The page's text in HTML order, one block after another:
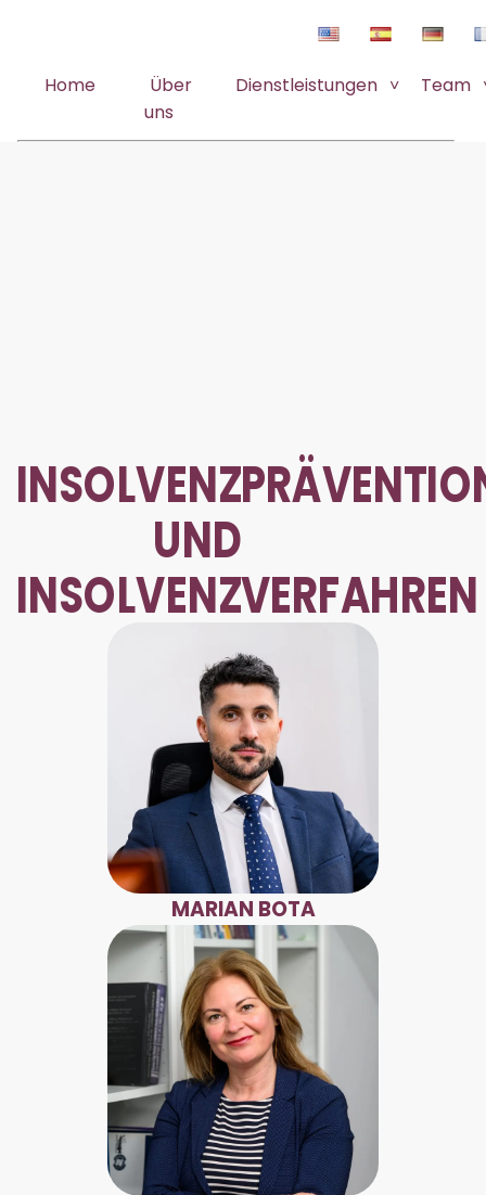
Home
Über
uns
Dienstleistungen Team
UND
INSOLVENZVERFAHREN
MARIAN BOTA